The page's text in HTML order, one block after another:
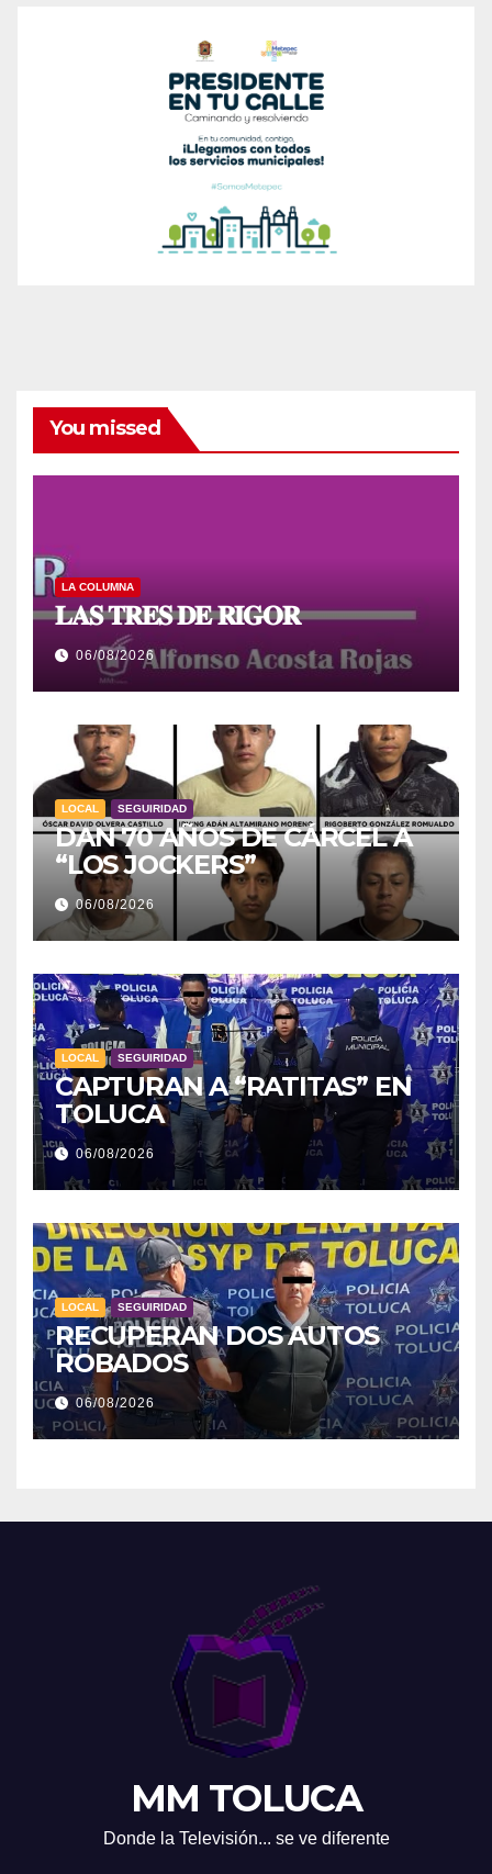
You missed
LA COLUMNA
𝐋𝐀𝐒 𝐓𝐑𝐄𝐒 𝐃𝐄 𝐑𝐈𝐆𝐎𝐑
06/08/2026
LOCAL SEGUIRIDAD
DAN 70 AÑOS DE CÁRCEL A
“LOS JOCKERS”
06/08/2026
LOCAL SEGUIRIDAD
CAPTURAN A “RATITAS” EN
TOLUCA
06/08/2026
LOCAL SEGUIRIDAD
RECUPERAN DOS AUTOS
ROBADOS
06/08/2026
MM TOLUCA
Donde la Televisión... se ve diferente